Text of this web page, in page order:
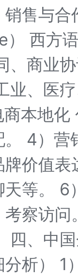
售与
西方
、商业
业、医
本地化
4）营
价值
等。 6
考察访
四、中
析） 1